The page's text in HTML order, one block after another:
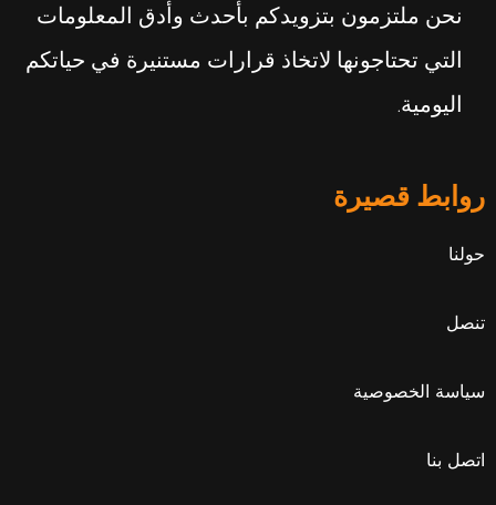
نحن ملتزمون بتزويدكم بأحدث وأدق المعلومات
التي تحتاجونها لاتخاذ قرارات مستنيرة في حياتكم
اليومية.
روابط قصيرة
حولنا
تنصل
سياسة الخصوصية
اتصل بنا